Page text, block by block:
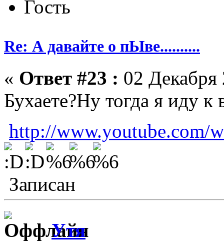
Гость
Re: А давайте о пЫве..........
« Ответ #23 : 02
Бухаете?Ну тогда я иду
http://www.youtube.com/
Записан
Утя